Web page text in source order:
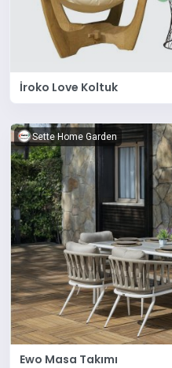
İroko Love Koltuk
Sette Home Garden
Ewo Masa Takımı